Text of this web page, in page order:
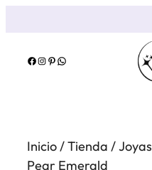
contenido
Facebook Instagram Pinterest WhatsApp
Inicio/Tienda /Joyas
Pear Emerald